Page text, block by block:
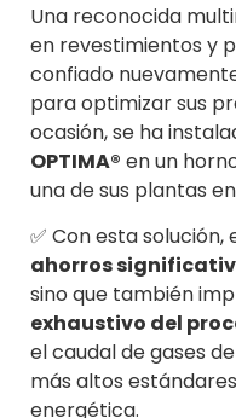
Una reconocida
en revestimientos y
confiado
para optimizar sus
ocasión, se ha
OPTIMA® en un
una de sus plantas
✅ Con esta
ahorros
sino que también
exhaustivo del
el caudal de gases
más altos
energética.